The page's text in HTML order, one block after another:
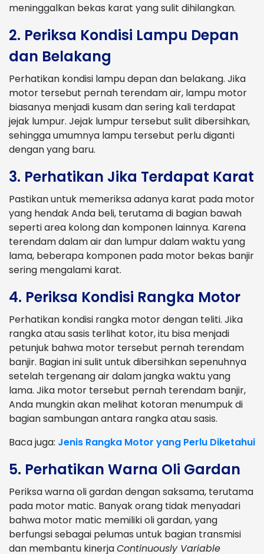
meninggalkan bekas karat yang sulit dihilangkan.
2. Periksa Kondisi Lampu Depan
dan Belakang
Perhatikan kondisi lampu depan dan belakang. Jika
motor tersebut pernah terendam air, lampu motor
biasanya menjadi kusam dan sering kali terdapat
jejak lumpur. Jejak lumpur tersebut sulit dibersihkan,
sehingga umumnya lampu tersebut perlu diganti
dengan yang baru.
3. Perhatikan Jika Terdapat Karat
Pastikan untuk memeriksa adanya karat pada motor
yang hendak Anda beli, terutama di bagian bawah
seperti area kolong dan komponen lainnya. Karena
terendam dalam air dan lumpur dalam waktu yang
lama, beberapa komponen pada motor bekas banjir
sering mengalami karat.
4. Periksa Kondisi Rangka Motor
Perhatikan kondisi rangka motor dengan teliti. Jika
rangka atau sasis terlihat kotor, itu bisa menjadi
petunjuk bahwa motor tersebut pernah terendam
banjir. Bagian ini sulit untuk dibersihkan sepenuhnya
setelah tergenang air dalam jangka waktu yang
lama. Jika motor tersebut pernah terendam banjir,
Anda mungkin akan melihat kotoran menumpuk di
bagian sambungan antara rangka atau sasis.
Baca juga: Jenis Rangka Motor yang Perlu Diketahui
5. Perhatikan Warna Oli Gardan
Periksa warna oli gardan dengan saksama, terutama
pada motor matic. Banyak orang tidak menyadari
bahwa motor matic memiliki oli gardan, yang
berfungsi sebagai pelumas untuk bagian transmisi
dan membantu kinerjaContinuously Variable